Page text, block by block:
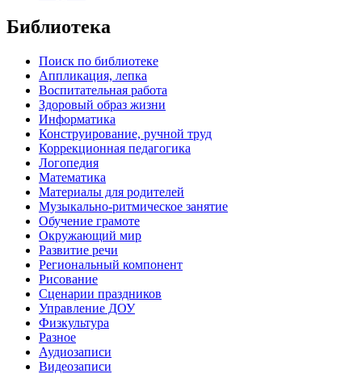
Библиотека
Поиск по библиотеке
Аппликация, лепка
Воспитательная работа
Здоровый образ жизни
Информатика
Конструирование, ручной труд
Коррекционная педагогика
Логопедия
Математика
Материалы для родителей
Музыкально-ритмическое занятие
Обучение грамоте
Окружающий мир
Развитие речи
Региональный компонент
Рисование
Сценарии праздников
Управление ДОУ
Физкультура
Разное
Аудиозаписи
Видеозаписи